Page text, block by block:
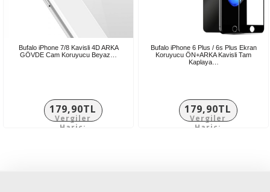
Bufalo iPhone 7/8 Kavisli 4D ARKA
GÖVDE Cam Koruyucu Beyaz…
179,90TL
Vergiler
Hariç:
Bufalo iPhone 6 Plus / 6s Plus Ekran
Koruyucu ÖN+ARKA Kavisli Tam
Kaplaya…
179,90TL
Vergiler
Hariç: